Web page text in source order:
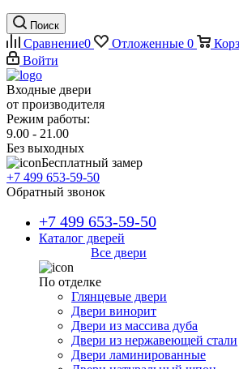
Поиск
Сравнение0 Отложенные 0
Войти
Входные двери
от производителя
Режим работы:
9.00 - 21.00
Без выходных
Бесплатный замер
+7 499 653-59-50
Обратный звонок
+7 499 653-59-50
Каталог дверей
Все двери
По отделке
Глянцевые двери
Двери винорит
Двери из массива дуба
Двери из нержавеющей стали
Двери ламинированные